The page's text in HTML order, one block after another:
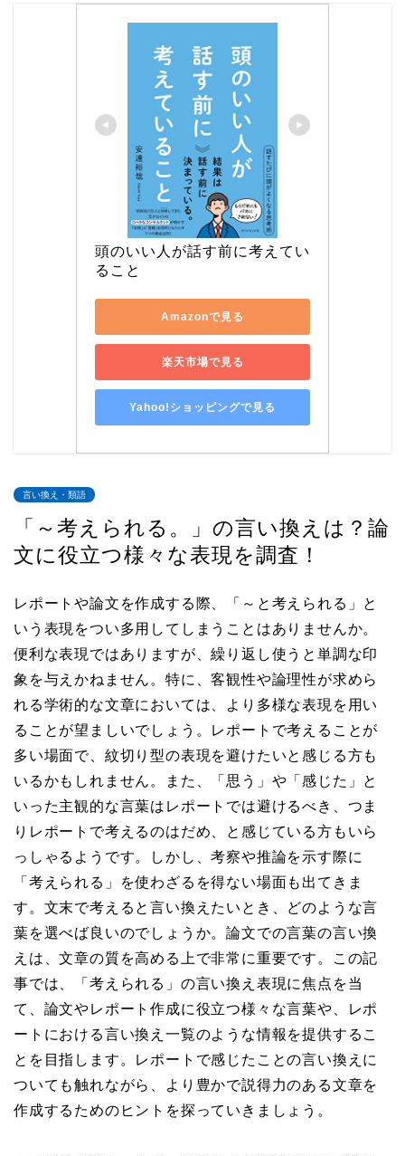
頭のいい人が話す前に考えてい
ること
Amazonで見る
楽天市場で見る
Yahoo!ショッピングで見る
言い換え・類語
「～考えられる。」の言い換えは？論
文に役立つ様々な表現を調査！
レポートや論文を作成する際、「～と考えられる」と
いう表現をつい多用してしまうことはありませんか。
便利な表現ではありますが、繰り返し使うと単調な印
象を与えかねません。特に、客観性や論理性が求めら
れる学術的な文章においては、より多様な表現を用い
ることが望ましいでしょう。レポートで考えることが
多い場面で、紋切り型の表現を避けたいと感じる方も
いるかもしれません。また、「思う」や「感じた」と
いった主観的な言葉はレポートでは避けるべき、つま
りレポートで考えるのはだめ、と感じている方もいら
っしゃるようです。しかし、考察や推論を示す際に
「考えられる」を使わざるを得ない場面も出てきま
す。文末で考えると言い換えたいとき、どのような言
葉を選べば良いのでしょうか。論文での言葉の言い換
えは、文章の質を高める上で非常に重要です。この記
事では、「考えられる」の言い換え表現に焦点を当
て、論文やレポート作成に役立つ様々な言葉や、レポ
ートにおける言い換え一覧のような情報を提供するこ
とを目指します。レポートで感じたことの言い換えに
ついても触れながら、より豊かで説得力のある文章を
作成するためのヒントを探っていきましょう。